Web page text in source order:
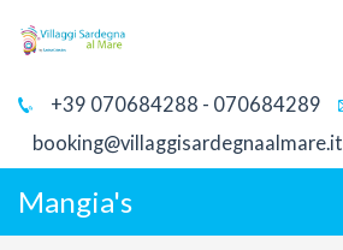
+39 070684288 - 070684289
booking@villaggisardegnaalmare.it
Mangia's